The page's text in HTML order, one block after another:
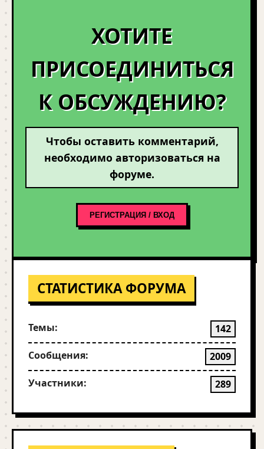
ХОТИТЕ
ПРИСОЕДИНИТЬСЯ
К ОБСУЖДЕНИЮ?
Чтобы оставить комментарий,
необходимо авторизоваться на
форуме.
РЕГИСТРАЦИЯ / ВХОД
СТАТИСТИКА ФОРУМА
Темы: 142
Сообщения: 2009
Участники: 289